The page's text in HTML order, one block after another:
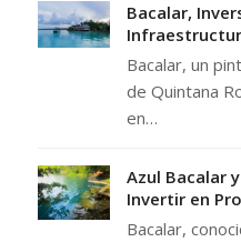
Bacalar,
Bacalar, un
de Quintana
en…
Azul Bacalar
Invertir en
Bacalar,